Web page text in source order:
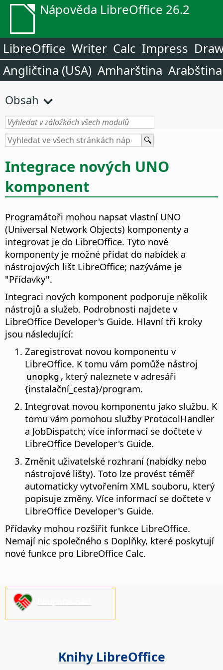
Nápověda LibreOffice 26.2
LibreOffice Writer Calc Impress
Angličtina (USA) Amharština Arabština
Obsah
Integrace nových UNO
komponent
Programátoři mohou napsat vlastní UNO
(Universal Network Objects) komponenty a
integrovat je do LibreOffice. Tyto nové
komponenty je možné přidat do nabídek a
nástrojových lišt LibreOffice; nazýváme je
"Přídavky".
Integraci nových komponent podporuje několik
nástrojů a služeb. Podrobnosti najdete v
LibreOffice Developer's Guide. Hlavní tři kroky
jsou následující:
Zaregistrovat novou komponentu v
LibreOffice. K tomu vám pomůže nástroj
unopkg , který naleznete v adresáři
{instalační_cesta}/program.
Integrovat novou komponentu jako službu. K
tomu vám pomohou služby ProtocolHandler
a JobDispatch; více informací se dočtete v
LibreOffice Developer's Guide.
Změnit uživatelské rozhraní (nabídky nebo
nástrojové lišty). Toto lze provést téměř
automaticky vytvořením XML souboru, který
popisuje změny. Více informací se dočtete v
LibreOffice Developer's Guide.
Přídavky mohou rozšířit funkce LibreOffice.
Nemají nic společného s Doplňky, které poskytují
nové funkce pro LibreOffice Calc.
Knihy LibreOffice